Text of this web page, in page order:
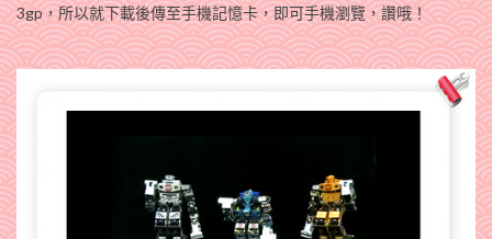
3gp，所以就下載後傳至手機記憶卡，即可手機瀏覽，讚哦！